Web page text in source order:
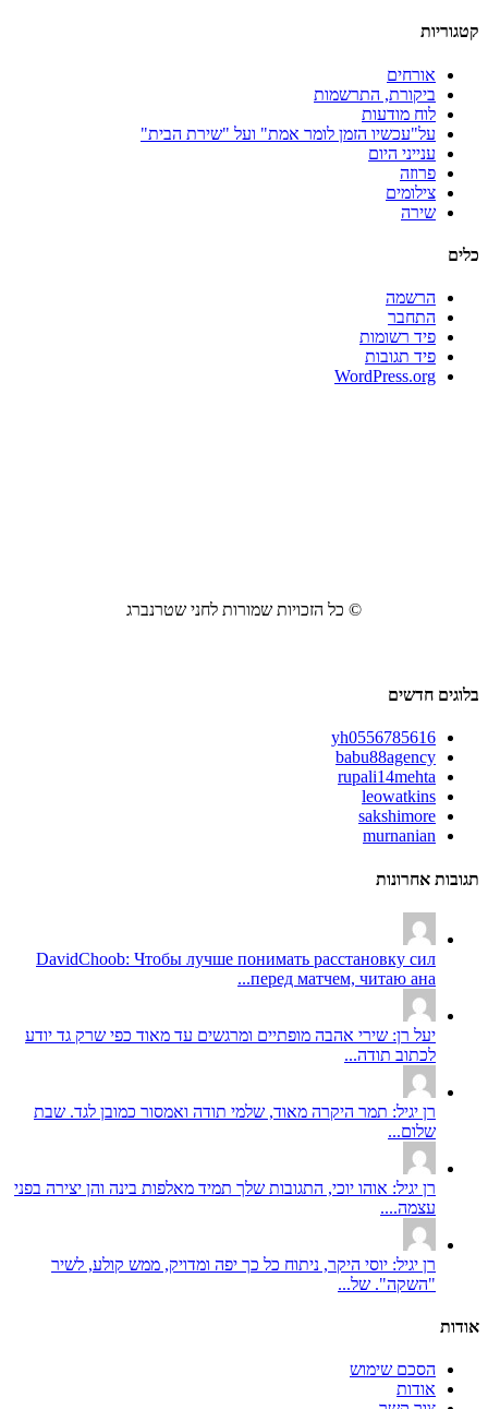
קטגוריות
אורחים
ביקורת, התרשמות
לוח מודעות
על"עכשיו הזמן לומר אמת" ועל "שירת הבית"
ענייני היום
פרוזה
צילומים
שירה
כלים
הרשמה
התחבר
פיד רשומות
פיד תגובות
WordPress.org
© כל הזכויות שמורות לחני שטרנברג
בלוגים חדשים
yh0556785616
babu88agency
rupali14mehta
leowatkins
sakshimore
murnanian
תגובות אחרונות
DavidChoob: Чтобы лучше понимать расстановку сил
перед матчем, читаю ана...
יעל רן: שירי אהבה מופתיים ומרגשים עד מאוד כפי שרק גד יודע
לכתוב תודה...
רן יגיל: תמר היקרה מאוד, שלמי תודה ואמסור כמובן לגד. שבת
שלום...
רן יגיל: אוהו יוכי, התגובות שלך תמיד מאלפות בינה והן יצירה בפני
עצמה....
רן יגיל: יוסי היקר, ניתוח כל כך יפה ומדויק, ממש קולע, לשיר
"השקה". של...
אודות
הסכם שימוש
אודות